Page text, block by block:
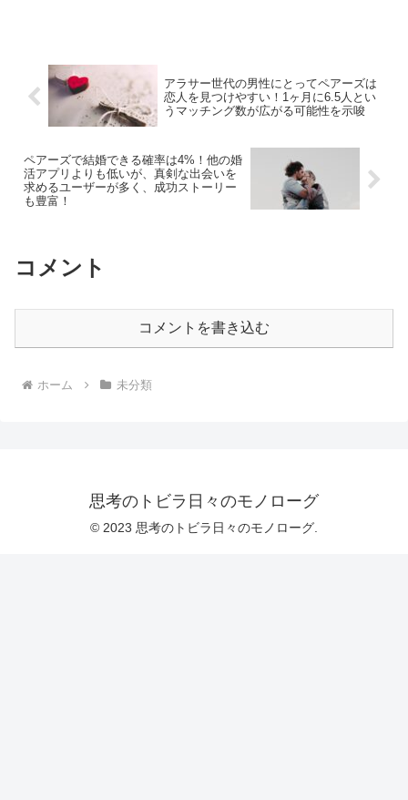
アラサー世代の男性にとってペアーズは
恋人を見つけやすい！1ヶ月に6.5人とい
うマッチング数が広がる可能性を示唆
ペアーズで結婚できる確率は4%！他の婚
活アプリよりも低いが、真剣な出会いを
求めるユーザーが多く、成功ストーリー
も豊富！
コメント
コメントを書き込む
ホーム 未分類
思考のトビラ日々のモノローグ
© 2023 思考のトビラ日々のモノローグ.